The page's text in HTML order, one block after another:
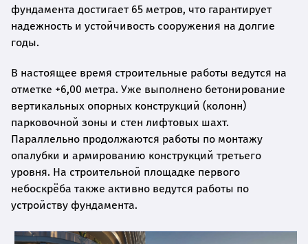
фундамента достигает 65 метров, что гарантирует
надежность и устойчивость сооружения на долгие
годы.
В настоящее время строительные работы ведутся на
отметке +6,00 метра. Уже выполнено бетонирование
вертикальных опорных конструкций (колонн)
парковочной зоны и стен лифтовых шахт.
Параллельно продолжаются работы по монтажу
опалубки и армированию конструкций третьего
уровня. На строительной площадке первого
небоскрёба также активно ведутся работы по
устройству фундамента.